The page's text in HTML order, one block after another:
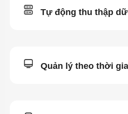
Tự động thu thập
Quản lý theo thời